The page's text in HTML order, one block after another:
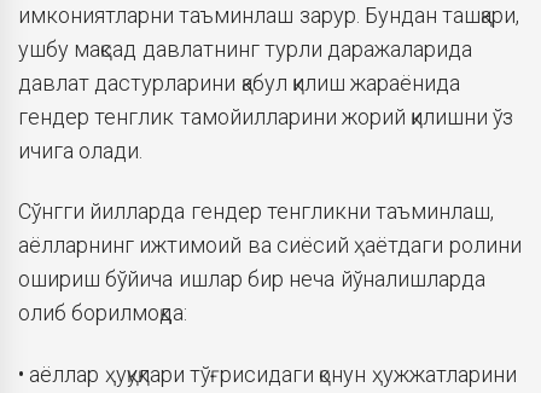
имкониятларни таъминлаш зарур. Бундан ташқари,
ушбу мақсад давлатнинг турли даражаларида
давлат дастурларини қабул қилиш жараёнида
гендер тенглик тамойилларини жорий қилишни ўз
ичига олади.
Сўнгги йилларда гендер тенгликни таъминлаш,
аёлларнинг ижтимоий ва сиёсий ҳаётдаги ролини
ошириш бўйича ишлар бир неча йўналишларда
олиб борилмоқда:
• аёллар ҳуқуқлари тўғрисидаги қонун ҳужжатларини